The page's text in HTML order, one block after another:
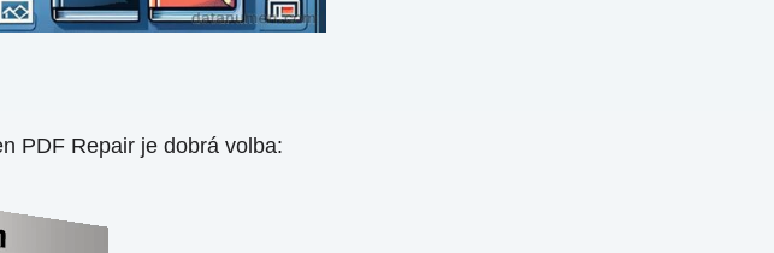
PDF Repair je dobrá volba: